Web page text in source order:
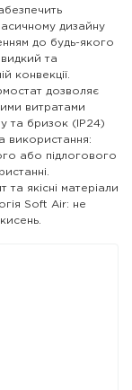
дизайну
до будь-якого
та
конвекції.
дозволяє
витратами
та бризок (IP24)
використання:
або підлогового
та якісні матеріали
Soft Air: не